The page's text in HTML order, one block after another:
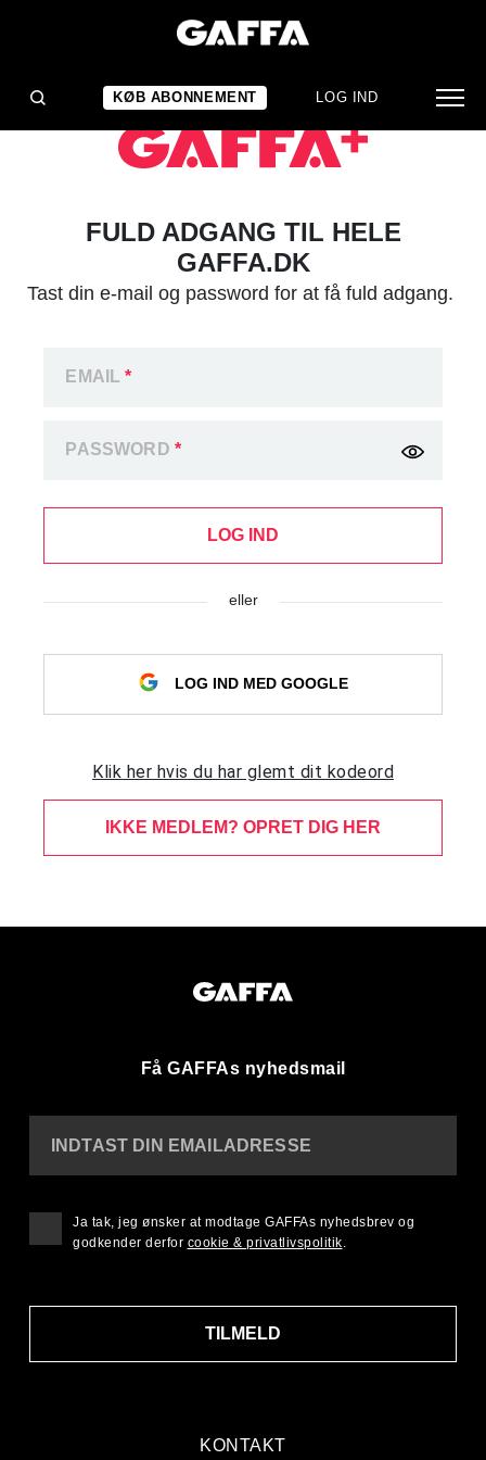
KØB ABONNEMENT LOG IND
FULD ADGANG TIL HELE
GAFFA.DK
Tast din e-mail og password for at få fuld adgang.
EMAIL*
PASSWORD *
LOG IND
eller
LOG IND MED GOOGLE
Klik her hvis du har glemt dit kodeord
IKKE MEDLEM? OPRET DIG HER
Få GAFFAs nyhedsmail
KONTAKT
INDTAST DIN EMAILADRESSE
TILMELD
Ja tak, jeg ønsker at modtage GAFFAs nyhedsbrev og
godkender derfor cookie & privatlivspolitik